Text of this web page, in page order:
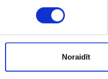
Noraidīt